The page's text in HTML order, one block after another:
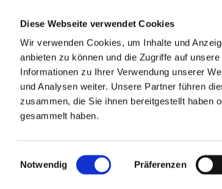
Diese Webseite verwendet Cookies
Wir verwenden Cookies, um Inhalte und
anbieten zu können und die Zugriffe auf
Informationen zu Ihrer Verwendung unserer
und Analysen weiter. Unsere Partner führen
zusammen, die Sie ihnen bereitgestellt haben
gesammelt haben.
Einwilligungsauswahl
Notwendig Präferenzen